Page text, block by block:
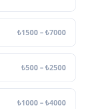
₺1500 – ₺7000
₺500 – ₺2500
₺1000 – ₺4000